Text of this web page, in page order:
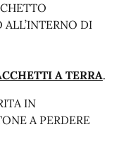
DI
A TERRA.
IN
A PERDERE